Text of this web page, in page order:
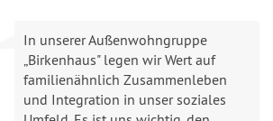
In unserer Außenwohngruppe
„Birkenhaus" legen wir Wert auf
familienähnlich Zusammenleben
und Integration in unser soziales